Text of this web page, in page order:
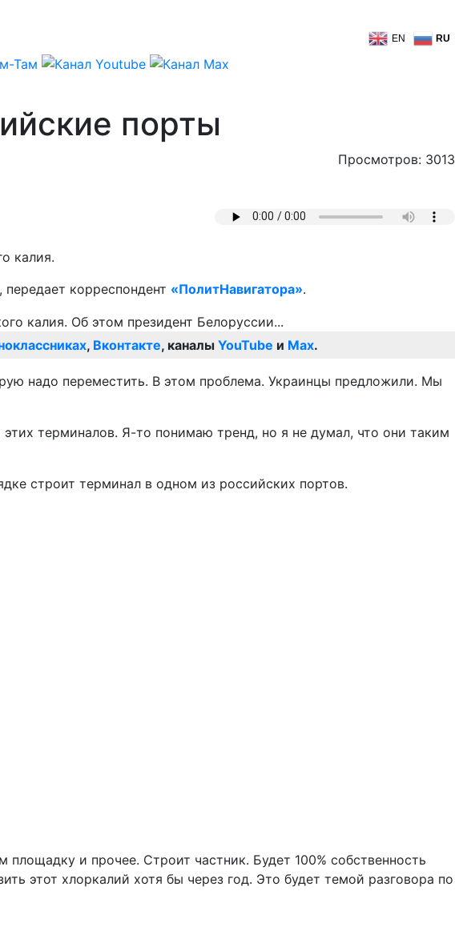
EN RU
порты
Просмотров: 3013
калия.
корреспондент «ПолитНавигатора».
, Вконтакте, каналы YouTube и Max.
надо переместить. В этом проблема. Украинцы предложили. Мы
терминалов. Я-то понимаю тренд, но я не думал, что они таким
строит терминал в одном из российских портов.
и прочее. Строит частник. Будет 100% собственность
этот хлоркалий хотя бы через год. Это будет темой разговора по